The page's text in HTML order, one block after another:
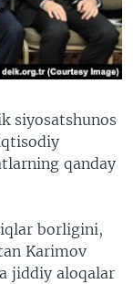
siyosatshunos
qanday
borligini,
Karimov
jiddiy aloqalar